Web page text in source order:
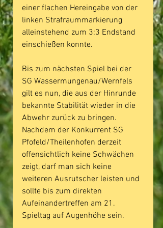
einer flachen Hereingabe von der
linken Strafraummarkierung
alleinstehend zum 3:3 Endstand
einschießen konnte.
Bis zum nächsten Spiel bei der
SG Wassermungenau/Wernfels
gilt es nun, die aus der Hinrunde
bekannte Stabilität wieder in die
Abwehr zurück zu bringen.
Nachdem der Konkurrent SG
Pfofeld/Theilenhofen derzeit
offensichtlich keine Schwächen
zeigt, darf man sich keine
weiteren Ausrutscher leisten und
sollte bis zum direkten
Aufeinandertreffen am 21.
Spieltag auf Augenhöhe sein.